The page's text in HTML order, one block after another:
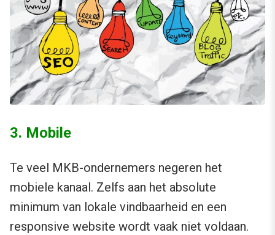
3. Mobile
Te veel MKB-ondernemers negeren het
mobiele kanaal. Zelfs aan het absolute
minimum van lokale vindbaarheid en een
responsive website wordt vaak niet voldaan.